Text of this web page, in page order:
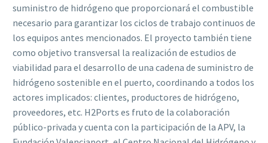
suministro de hidrógeno que proporcionará el combustible
necesario para garantizar los ciclos de trabajo continuos de
los equipos antes mencionados. El proyecto también tiene
como objetivo transversal la realización de estudios de
viabilidad para el desarrollo de una cadena de suministro de
hidrógeno sostenible en el puerto, coordinando a todos los
actores implicados: clientes, productores de hidrógeno,
proveedores, etc. H2Ports es fruto de la colaboración
público-privada y cuenta con la participación de la APV, la